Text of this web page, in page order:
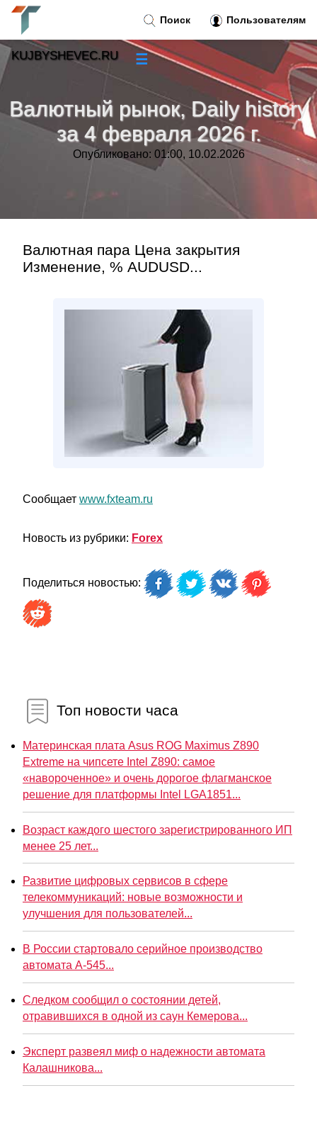
Валютный рынок, Daily history
за 4 февраля 2026 г.
Опубликовано: 01:00, 10.02.2026
Валютная пара Цена закрытия
Изменение, % AUDUSD...
Сообщает www.fxteam.ru
Новость из рубрики: Forex
Поделиться новостью:
Топ новости часа
Материнская плата Asus ROG Maximus Z890
Extreme на чипсете Intel Z890: самое
«навороченное» и очень дорогое флагманское
решение для платформы Intel LGA1851...
Возраст каждого шестого зарегистрированного ИП
менее 25 лет...
Развитие цифровых сервисов в сфере
телекоммуникаций: новые возможности и
улучшения для пользователей...
В России стартовало серийное производство
автомата А-545...
Следком сообщил о состоянии детей,
отравившихся в одной из саун Кемерова...
Эксперт развеял миф о надежности автомата
Калашникова...
Поиск Пользователям
KUJBYSHEVEC.RU ☰
»
Тренды новостей »
»
Контакт»